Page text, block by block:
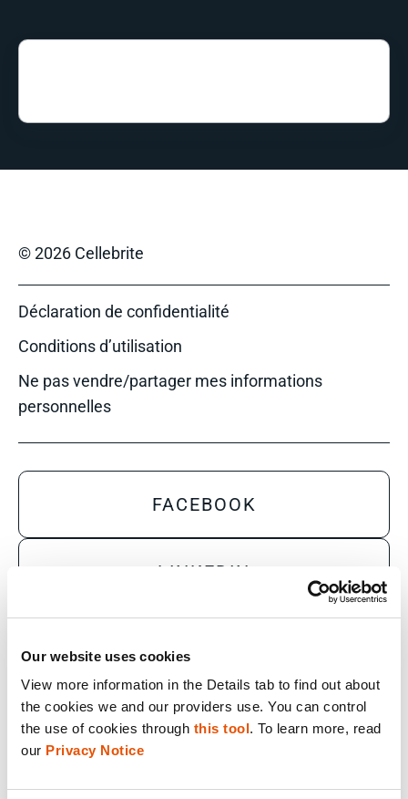
Our website uses cookies
View more information in the Details tab to find out about
the cookies we and our providers use. You can control
the use of cookies through this tool. To learn more, read
our Privacy Notice
© 2026 Cellebrite
Déclaration de confidentialité
Conditions d’utilisation
Ne pas vendre/partager mes informations
personnelles
FACEBOOK
LINKEDIN
X